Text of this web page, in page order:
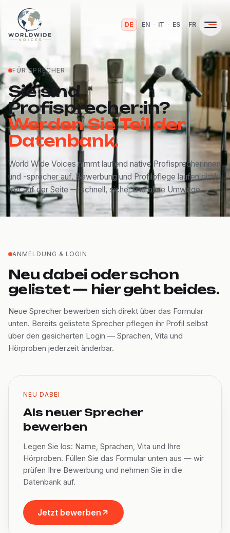
DE EN · IT · ES FR
FÜR SPRECHER
Sie sind
Profisprecher:in?
Werden Sie Teil der
Datenbank.
World Wide Voices nimmt laufend native Profisprecherinnen
und -sprecher auf. Bewerbung und Profilpflege laufen direkt
hier auf der Seite — schnell, sicher und ohne Umwege.
ANMELDUNG & LOGIN
Neu dabei oder schon
gelistet — hier geht beides.
Neue Sprecher bewerben sich direkt über das Formular
unten. Bereits gelistete Sprecher pflegen ihr Profil selbst
über den gesicherten Login — Sprachen, Vita und
Hörproben jederzeit änderbar.
NEU DABEI
Als neuer Sprecher
bewerben
Legen Sie los: Name, Sprachen, Vita und Ihre
Hörproben. Füllen Sie das Formular unten aus — wir
prüfen Ihre Bewerbung und nehmen Sie in die
Datenbank auf.
Jetzt bewerben